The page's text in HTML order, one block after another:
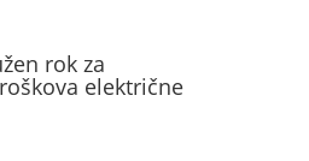
rok za
električne